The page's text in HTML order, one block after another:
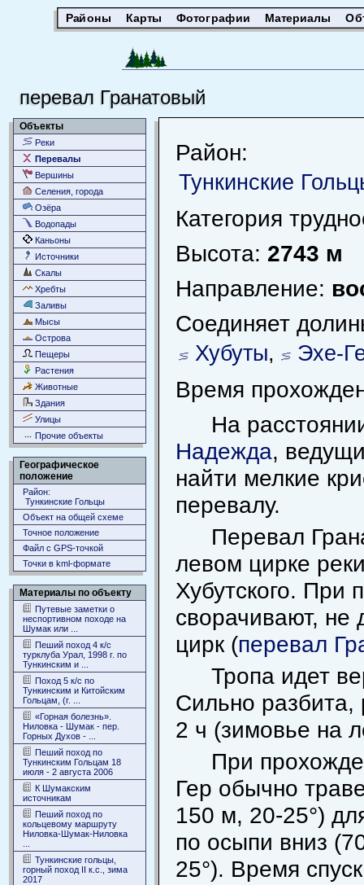
Районы Карты Фотографии Материалы
перевал Гранатовый
Объекты
Реки
Перевалы
Вершины
Селения, города
Озёра
Водопады
Каньоны
Источники
Скалы
Хребты
Заливы
Мысы
Острова
Пещеры
Растения
Животные
Здания
Улицы
Прочие объекты
Географическое
положение
Район:
Тункинские Гольцы
Объект на общей схеме
Точное положение
Файл с GPS-точкой
Точки в kml-формате
Материалы по объекту
Путевые заметки о
неспортивном походе на
Шумак или ...
Пеший поход 4 к/с
турклуба Урал, 1998 г. по
Тункинским и ...
Поход 5 к/с по
Тункинским и Китойским
Гольцам, (г. ...
«Горная болезнь».
Ниловка - Шумак - пер.
Горных Духов - ...
Пеший поход по
Тункинским Гольцам 18
июля - 2 августа 2006
К Шумакским
источникам
Пеший поход по
кольцевому маршруту
Ниловка-Шумак-Ниловка
Тункинские гольцы,
горный поход II к.с., зима
2017
Район:
Тункинские
Категория
Высота: 2743 м
Направление:
Соединяет
Хубуты, Эхе-
Время
На
Надежда,
найти мелкие
перевалу.
Перевал
левом цирке
Хубутского. При
сворачивают, не
цирк (перевал
Тропа идет
Сильно разбита,
2 ч (зимовье на
При
Гер обычно
150 м, 20-25°)
по осыпи вниз
25°). Время